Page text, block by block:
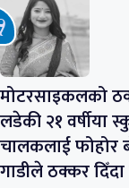
मोटरसाइकलको
लडेकी २१ वर्षीया
चालकलाई फोहोर
गाडीले ठक्कर